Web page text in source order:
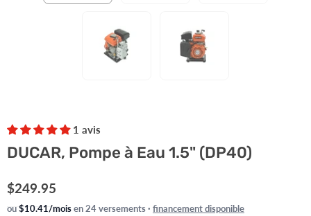
DUCAR, Pompe à Eau 1.5" (DP40)
1 avis
Prix actuel
$249.95
ou$10.41/moisen 24 versements · financement disponible